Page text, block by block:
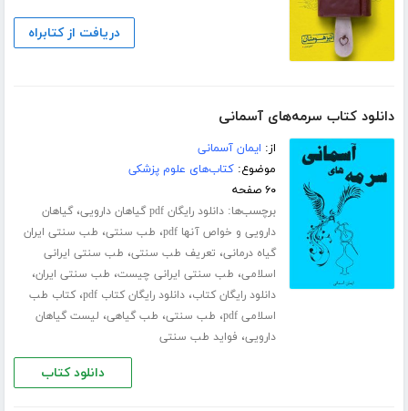
دریافت از کتابراه
دانلود کتاب سرمه‌های آسمانی
از: ایمان آسمانی
موضوع:کتاب‌های علوم پزشکی
۶۰ صفحه
برچسب‌ها:دانلود رایگان pdf گیاهان دارویی ،گیاهان
دارویی و خواص آنها pdf
، طب سنتی، طب سنتی ایران
گیاه درمانی، تعریف طب سنتی، طب سنتی ایرانی
اسلامی، طب سنتی ایرانی چیست، طب سنتی ایران،
دانلود رایگان کتاب،دانلود رایگان کتاب pdf ،کتاب طب
اسلامی pdf
، طب سنتی، طب گیاهی، لیست گیاهان
دارویی، فواید طب سنتی
دانلود کتاب